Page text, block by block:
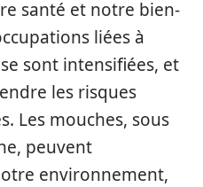
santé et notre bien-
liées à
sont intensifiées, et
les risques
Les mouches, sous
peuvent
environnement,